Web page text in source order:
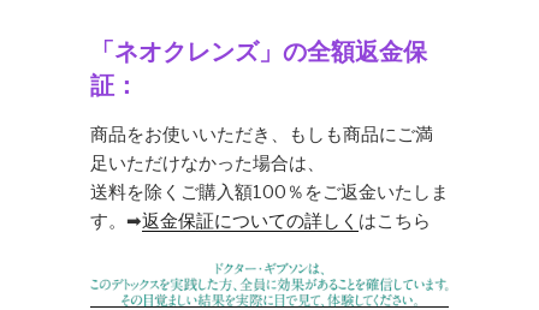
「ネオクレンズ」の全額返金保
証：
商品をお使いいただき、もしも商品にご満
足いただけなかった場合は、
送料を除くご購入額100％をご返金いたしま
す。➡返金保証についての詳しく はこちら